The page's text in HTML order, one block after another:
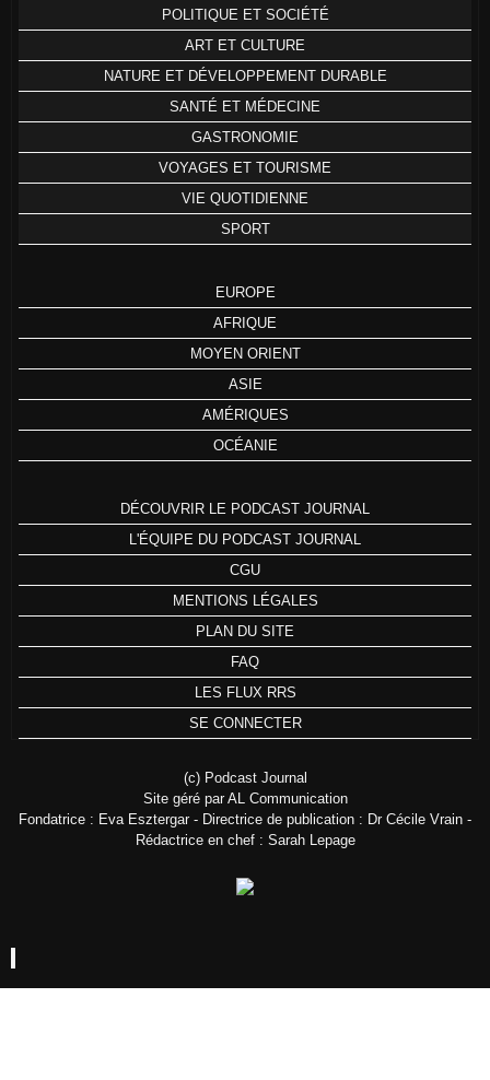
POLITIQUE ET SOCIÉTÉ
ART ET CULTURE
NATURE ET DÉVELOPPEMENT DURABLE
SANTÉ ET MÉDECINE
GASTRONOMIE
VOYAGES ET TOURISME
VIE QUOTIDIENNE
SPORT
EUROPE
AFRIQUE
MOYEN ORIENT
ASIE
AMÉRIQUES
OCÉANIE
DÉCOUVRIR LE PODCAST JOURNAL
L'ÉQUIPE DU PODCAST JOURNAL
CGU
MENTIONS LÉGALES
PLAN DU SITE
FAQ
LES FLUX RRS
SE CONNECTER
(c) Podcast Journal
Site géré par AL Communication
Fondatrice : Eva Esztergar - Directrice de publication : Dr Cécile Vrain -
Rédactrice en chef : Sarah Lepage